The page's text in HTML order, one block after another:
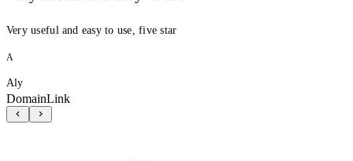
Very useful and easy to use, five star
A
Aly
DomainLink